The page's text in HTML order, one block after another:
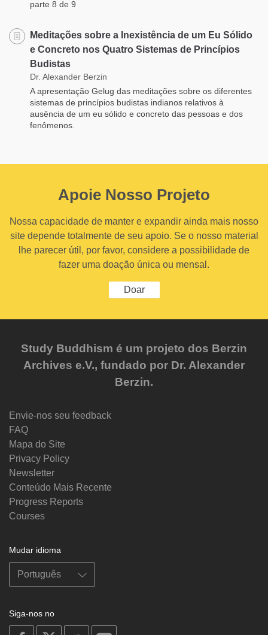
parte 8 de 9
Meditações sobre a Inexistência de um Eu Sólido
e Concreto nos Quatro Sistemas de Princípios
Budistas
Dr. Alexander Berzin
A apresentação Gelug das meditações sobre os diferentes
sistemas de princípios budistas indianos relativos à
ausência de um eu sólido e concreto das pessoas e dos
fenômenos.
Apoie Nosso Projeto
Nossa capacidade de manter e expandir ainda mais nosso
site depende totalmente de seu apoio. Se o nosso material
lhe parecer útil, por favor, considere a possibilidade de
fazer uma doação única ou mensal.
Doar
Study Buddhism é um projeto dos Berzin
Archives e.V., fundado por Dr. Alexander
Berzin.
Envie-nos seu feedback
FAQ
Mapa do Site
Privacy Policy
Newsletter
Conteúdo Mais Recente
Progress Reports
Courses
Mudar idioma
Siga-nos no
on